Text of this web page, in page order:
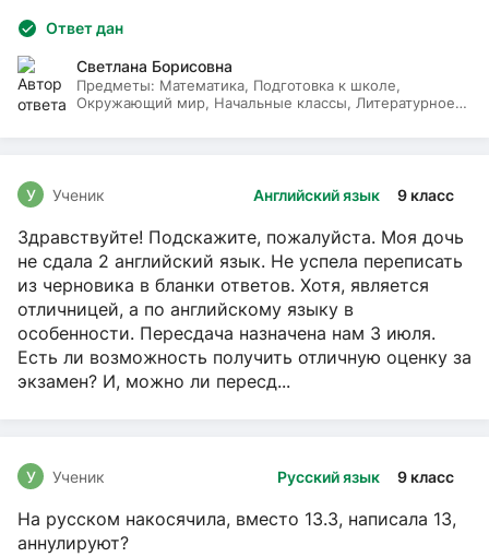
Ответ дан
Светлана Борисовна
Предметы: Математика, Подготовка к школе,
Окружающий мир, Начальные классы, Литературное
Английский язык 9 класс
У Ученик
Здравствуйте! Подскажите, пожалуйста. Моя дочь
не сдала 2 английский язык. Не успела переписать
из черновика в бланки ответов. Хотя, является
отличницей, а по английскому языку в
особенности. Пересдача назначена нам 3 июля.
Есть ли возможность получить отличную оценку за
экзамен? И, можно ли пересд...
Русский язык 9 класс
У Ученик
На русском накосячила, вместо 13.3, написала 13,
аннулируют?